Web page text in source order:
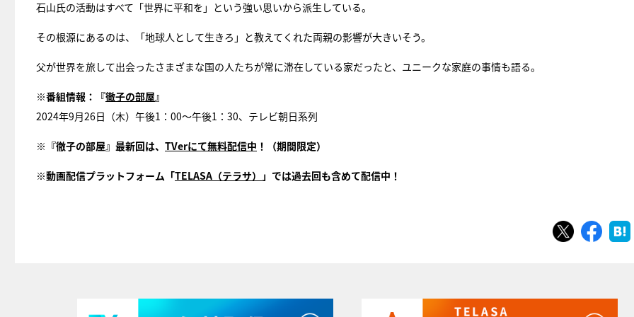
石山氏の活動はすべて「世界に平和を」という強い思いから派生している。
その根源にあるのは、「地球人として生きろ」と教えてくれた両親の影響が大きいそう。
父が世界を旅して出会ったさまざまな国の人たちが常に滞在している家だったと、ユニークな家庭の事情も語る。
※番組情報：『徹子の部屋』
2024年9月26日（木）午後1：00～午後1：30、テレビ朝日系列
※『徹子の部屋』最新回は、 TVerにて無料配信中 ！（期間限定）
※動画配信プラットフォーム「TELASA（テラサ） 」では過去回も含めて配信中！
ツイートシェア